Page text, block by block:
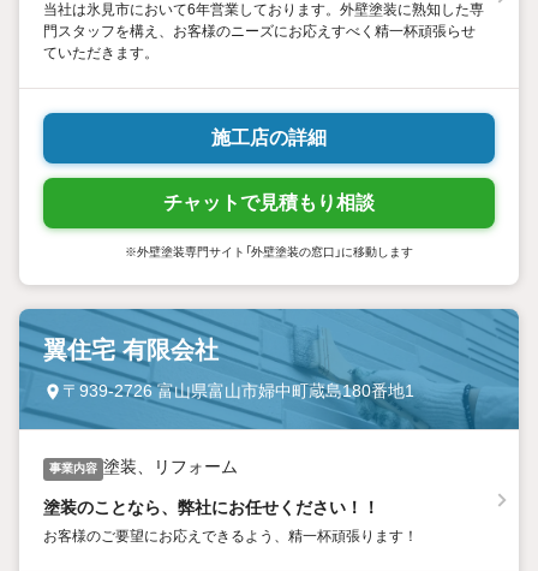
当社は氷見市において6年営業しております。外壁塗装に熟知した専
門スタッフを構え、お客様のニーズにお応えすべく精一杯頑張らせ
ていただきます。
施工店の詳細
チャットで見積もり相談
※外壁塗装専門サイト「外壁塗装の窓口」に移動します
翼住宅 有限会社
〒939-2726 富山県富山市婦中町蔵島180番地1
事業内容 塗装、リフォーム
塗装のことなら、弊社にお任せください！！
お客様のご要望にお応えできるよう、精一杯頑張ります！